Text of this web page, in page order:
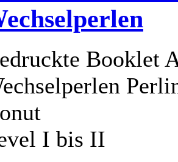
Booklet
I bis II